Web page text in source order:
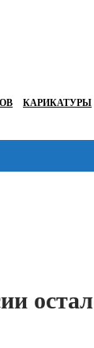
КАРИКАТУРЫ